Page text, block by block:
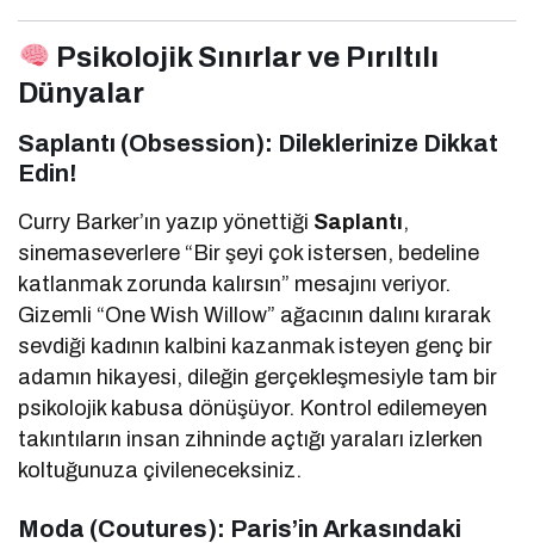
Psikolojik Sınırlar ve Pırıltılı
Dünyalar
Saplantı (Obsession): Dileklerinize Dikkat
Edin!
Curry Barker’ın yazıp yönettiği Saplantı,
sinemaseverlere “Bir şeyi çok istersen, bedeline
katlanmak zorunda kalırsın” mesajını veriyor.
Gizemli “One Wish Willow” ağacının dalını kırarak
sevdiği kadının kalbini kazanmak isteyen genç bir
adamın hikayesi, dileğin gerçekleşmesiyle tam bir
psikolojik kabusa dönüşüyor. Kontrol edilemeyen
takıntıların insan zihninde açtığı yaraları izlerken
koltuğunuza çivileneceksiniz.
Moda (Coutures): Paris’in Arkasındaki